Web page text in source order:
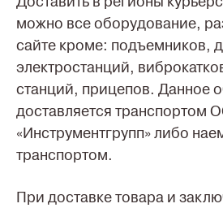
можно все оборудование,
сайте кроме: подъемников,
электростанций,
станций, прицепов. Данное
доставляется транспортом
«Инструментгрупп» либо
транспортом.
При доставке товара и